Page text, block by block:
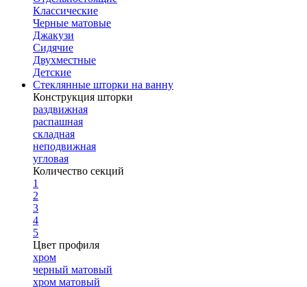
Классические
Черные матовые
Джакузи
Сидячие
Двухместные
Детские
Стеклянные шторки на ванну
Конструкция шторки
раздвижная
распашная
складная
неподвижная
угловая
Количество секций
1
2
3
4
5
Цвет профиля
хром
черный матовый
хром матовый